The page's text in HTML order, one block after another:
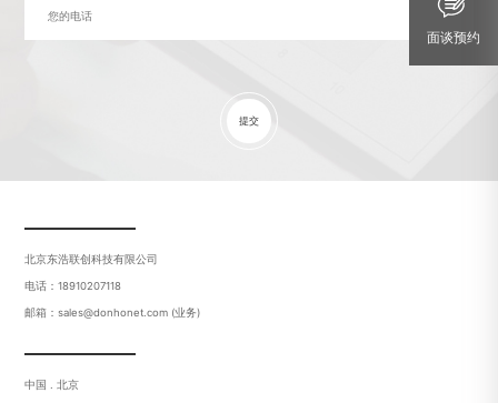
提交
北京东浩联创科技有限公司
电话：18910207118
邮箱：sales@donhonet.com (业务)
中国 . 北京
面谈预约